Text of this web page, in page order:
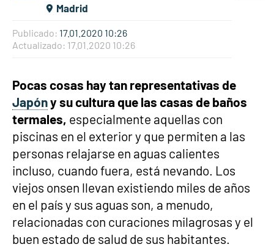
Madrid
Publicado: 17.01.2020 10:26
Actualizado: 17.01.2020 10:26
Pocas cosas hay tan representativas de
Japóny su cultura que las casas de baños
termales, especialmente aquellas con
piscinas en el exterior y que permiten a las
personas relajarse en aguas calientes
incluso, cuando fuera, está nevando. Los
viejos onsen llevan existiendo miles de años
en el país y sus aguas son, a menudo,
relacionadas con curaciones milagrosas y el
buen estado de salud de sus habitantes.